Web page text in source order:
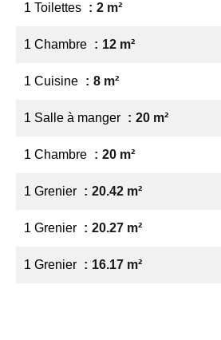
1 Toilettes 2 m²
1 Chambre 12 m²
1 Cuisine 8 m²
1 Salle à manger 20 m²
1 Chambre 20 m²
1 Grenier 20.42 m²
1 Grenier 20.27 m²
1 Grenier 16.17 m²